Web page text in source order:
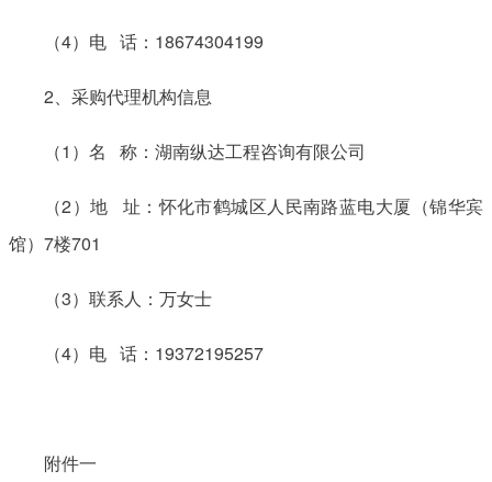
（4）电 话：18674304199
2、采购代理机构信息
（1）名 称：湖南纵达工程咨询有限公司
（2）地 址：怀化市鹤城区人民南路蓝电大厦（锦华宾
馆）7楼701
（3）联系人：万女士
（4）电 话：19372195257
附件一